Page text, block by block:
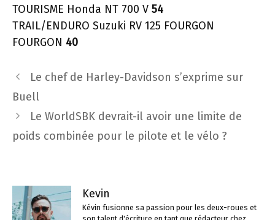
TOURISME Honda NT 700 V 54
TRAIL/ENDURO Suzuki RV 125 FOURGON
FOURGON 40
Navigation
des
Le chef de Harley-Davidson s’exprime sur
Buell
Le WorldSBK devrait-il avoir une limite de
poids combinée pour le pilote et le vélo ?
Kevin
Kévin fusionne sa passion pour les deux-roues et